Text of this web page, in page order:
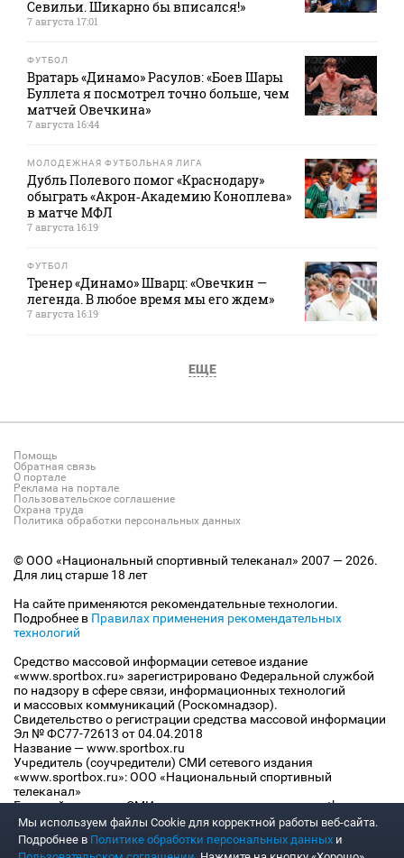
Севильи. Шикарно бы вписался!»
7 августа 17:01
ФУТБОЛ
Вратарь «Динамо» Расулов: «Боев Шары
Буллета я посмотрел точно больше, чем
матчей Овечкина»
7 августа 16:44
МОЛОДЕЖНАЯ ФУТБОЛЬНАЯ ЛИГА
Дубль Полевого помог «Краснодару»
обыграть «Акрон‑Академию Коноплева»
в матче МФЛ
7 августа 16:19
ФУТБОЛ
Тренер «Динамо» Шварц: «Овечкин —
легенда. В любое время мы его ждем»
7 августа 16:19
ЕЩЕ
Помощь
Обратная связь
О портале
Реклама на портале
Пользовательское соглашение
Охрана труда
Политика обработки персональных данных
© ООО «Национальный спортивный телеканал» 2007 — 2026.
Для лиц старше 18 лет
На сайте применяются рекомендательные технологии.
Подробнее в Правилах применения рекомендательных
технологий
Средство массовой информации сетевое издание
«www.sportbox.ru» зарегистрировано Федеральной службой
по надзору в сфере связи, информационных технологий
и массовых коммуникаций (Роскомнадзор).
Свидетельство о регистрации средства массовой информации
Эл № ФС77-72613 от 04.04.2018
Название — www.sportbox.ru
Учредитель (соучредители) СМИ сетевого издания
«www.sportbox.ru»: ООО «Национальный спортивный
телеканал»
Главный редактор СМИ сетевого издания «www.sportbox.ru»:
Конов В.А.
Номер телефона редакции СМИ сетевого издания
«www.sportbox.ru»: +7 (495) 653 8419
Мы используем файлы Сookie для корректной работы веб-сайта.
Подробнее в Политике обработки персональных данных и